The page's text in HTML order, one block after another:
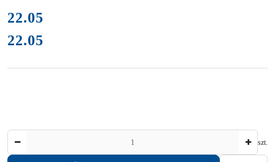
cena:
22.05
Cena:
22.05
szt.